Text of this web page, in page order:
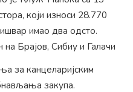
који износи 28.770
имао два одсто.
Брајов, Сибиу и Галачи
за канцеларијским
закупа.